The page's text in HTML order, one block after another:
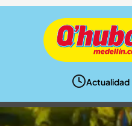
Actualidad